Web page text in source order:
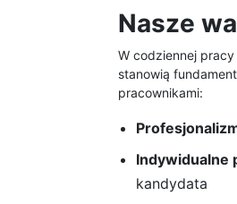
Nasze
W codziennej
stanowią
pracownikami:
Indywidualne
kandydata